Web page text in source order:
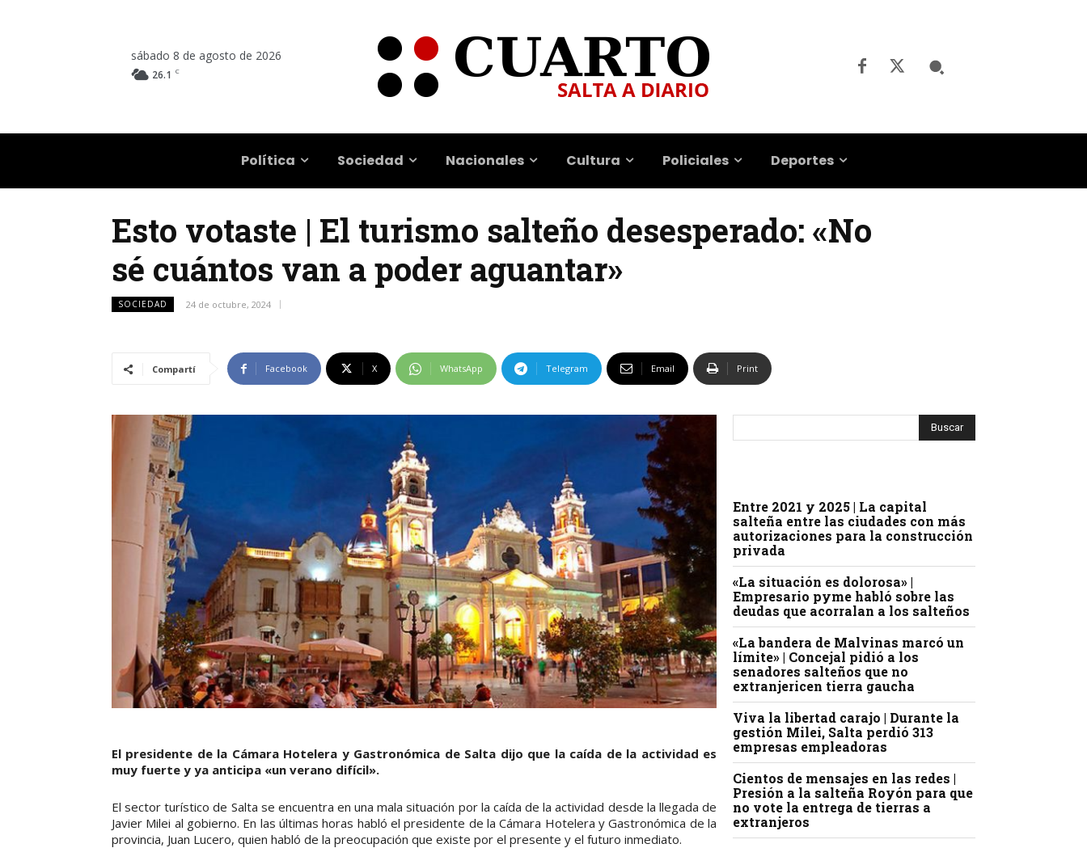
sábado 8 de agosto de 2026
26.1 C
Política Sociedad Nacionales Cultura Policiales Deportes
Esto votaste | El turismo salteño desesperado: «No
sé cuántos van a poder aguantar»
SOCIEDAD 24 de octubre, 2024
Compartí Facebook X WhatsApp Telegram Email Print
El presidente de la Cámara Hotelera y Gastronómica de Salta dijo que la caída de la actividad es
muy fuerte y ya anticipa «un verano difícil».
El sector turístico de Salta se encuentra en una mala situación por la caída de la actividad desde la llegada de
Javier Milei al gobierno. En las últimas horas habló el presidente de la Cámara Hotelera y Gastronómica de la
provincia, Juan Lucero, quien habló de la preocupación que existe por el presente y el futuro inmediato.
Entre 2021 y 2025 | La capital
salteña entre las ciudades con más
autorizaciones para la construcción
privada
«La situación es dolorosa» |
Empresario pyme habló sobre las
deudas que acorralan a los salteños
«La bandera de Malvinas marcó un
límite» | Concejal pidió a los
senadores salteños que no
extranjericen tierra gaucha
Viva la libertad carajo | Durante la
gestión Milei, Salta perdió 313
empresas empleadoras
Cientos de mensajes en las redes |
Presión a la salteña Royón para que
no vote la entrega de tierras a
extranjeros